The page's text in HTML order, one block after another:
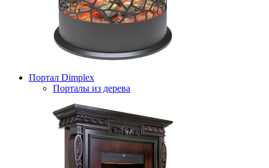
Портал Dimplex
Порталы из дерева